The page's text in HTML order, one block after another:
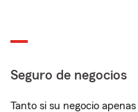
Seguro de negocios
Tanto si su negocio